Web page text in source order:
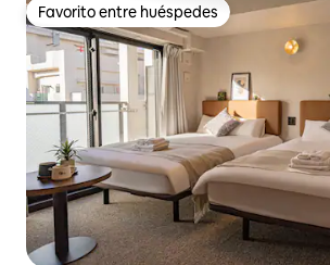
Favorito entre huéspedes
Favorito entre huéspedes